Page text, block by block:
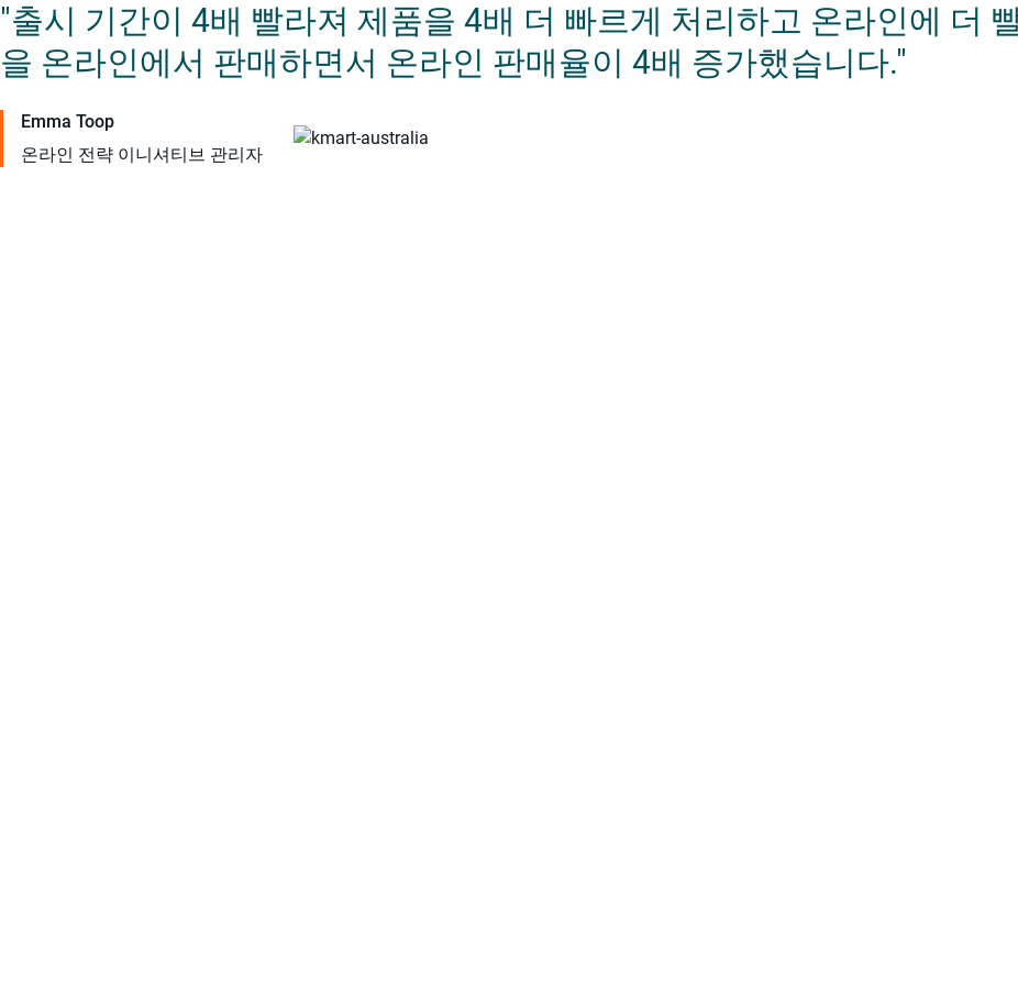
"출시 기간이 4배 빨라져 제품을 4배 더 빠르게 처리하고 온라인에 더
을 온라인에서 판매하면서 온라인 판매율이 4배 증가했습니다."
Emma Toop
온라인 전략 이니셔티브 관리자